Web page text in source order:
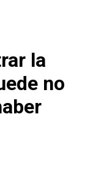
la
no